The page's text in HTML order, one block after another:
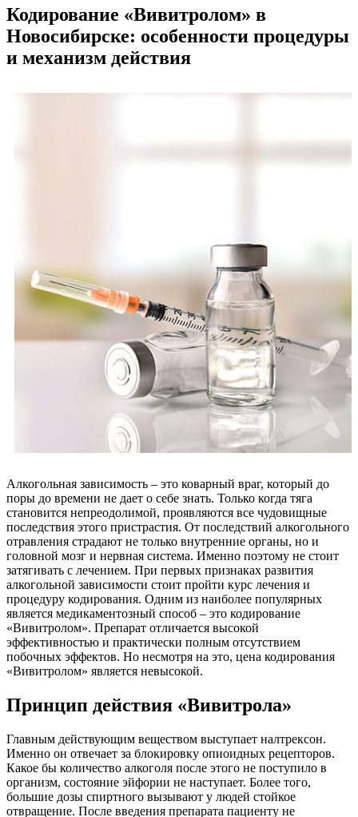
Кодирование «Вивитролом» в
Новосибирске: особенности процедуры
и механизм действия
Алкогольная зависимость – это коварный враг, который до
поры до времени не дает о себе знать. Только когда тяга
становится непреодолимой, проявляются все чудовищные
последствия этого пристрастия. От последствий алкогольного
отравления страдают не только внутренние органы, но и
головной мозг и нервная система. Именно поэтому не стоит
затягивать с лечением. При первых признаках развития
алкогольной зависимости стоит пройти курс лечения и
процедуру кодирования. Одним из наиболее популярных
является медикаментозный способ – это кодирование
«Вивитролом». Препарат отличается высокой
эффективностью и практически полным отсутствием
побочных эффектов. Но несмотря на это, цена кодирования
«Вивитролом» является невысокой.
Принцип действия «Вивитрола»
Главным действующим веществом выступает налтрексон.
Именно он отвечает за блокировку опиоидных рецепторов.
Какое бы количество алкоголя после этого не поступило в
организм, состояние эйфории не наступает. Более того,
большие дозы спиртного вызывают у людей стойкое
отвращение. После введения препарата пациенту не